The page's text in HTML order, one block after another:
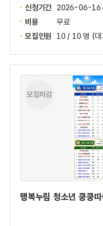
신청기간 2026-06-16
비용
무료
모집인원
10 / 10 명 (
모집마감
행복누림 청소년 쿵쿵